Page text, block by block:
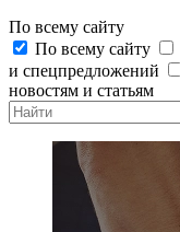
По всему сайту
По всему сайту
и спецпредложений
новостям и статьям